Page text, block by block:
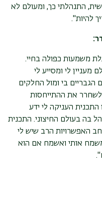
התנהלתי כך, ומעולם לא
להיות".
משמעות כפולה בחיי.
לי ומסייע לי
בי ומול החלקים
לשחרר את ההתייחסות
העניקה לי ידע
בה בעולם החיצוני. התכנית
האפשרויות הרב שיש לי
אותי ואשמח אם הוא